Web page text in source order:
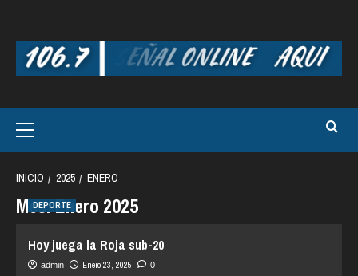
contenido
principal
INICIO 2025 ENERO
Mes:Enero 2025
DEPORTE
Hoy juega la Roja sub-20
admin Enero 23, 2025 0